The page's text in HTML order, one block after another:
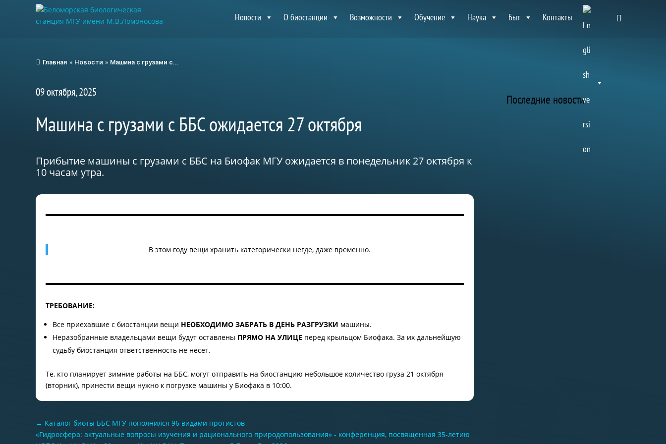
Новости О биостанции Возможности Обучение Наука Быт Контакты
Главная » Новости » Машина с грузами с...
09 октября, 2025
Машина с грузами с ББС ожидается 27 октября
Прибытие машины с грузами с ББС на Биофак МГУ ожидается в понедельник 27 октября к
10 часам утра.
В этом году вещи хранить категорически негде, даже временно.
ТРЕБОВАНИЕ:
Все приехавшие с биостанции вещи НЕОБХОДИМО ЗАБРАТЬ В ДЕНЬ РАЗГРУЗКИ машины.
Неразобранные владельцами вещи будут оставлены ПРЯМО НА УЛИЦЕ перед крыльцом Биофака. За их дальнейшую
судьбу биостанция ответственность не несет.
Те, кто планирует зимние работы на ББС, могут отправить на биостанцию небольшое количество груза 21 октября
(вторник), принести вещи нужно к погрузке машины у Биофака в 10:00.
← Каталог биоты ББС МГУ пополнился 96 видами протистов
«Гидросфера: актуальные вопросы изучения и рационального природопользования» - конференция, посвященная 35-летию
Последние новости